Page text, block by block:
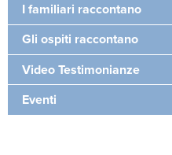
I familiari raccontano
Gli ospiti raccontano
Video Testimonianze
Eventi